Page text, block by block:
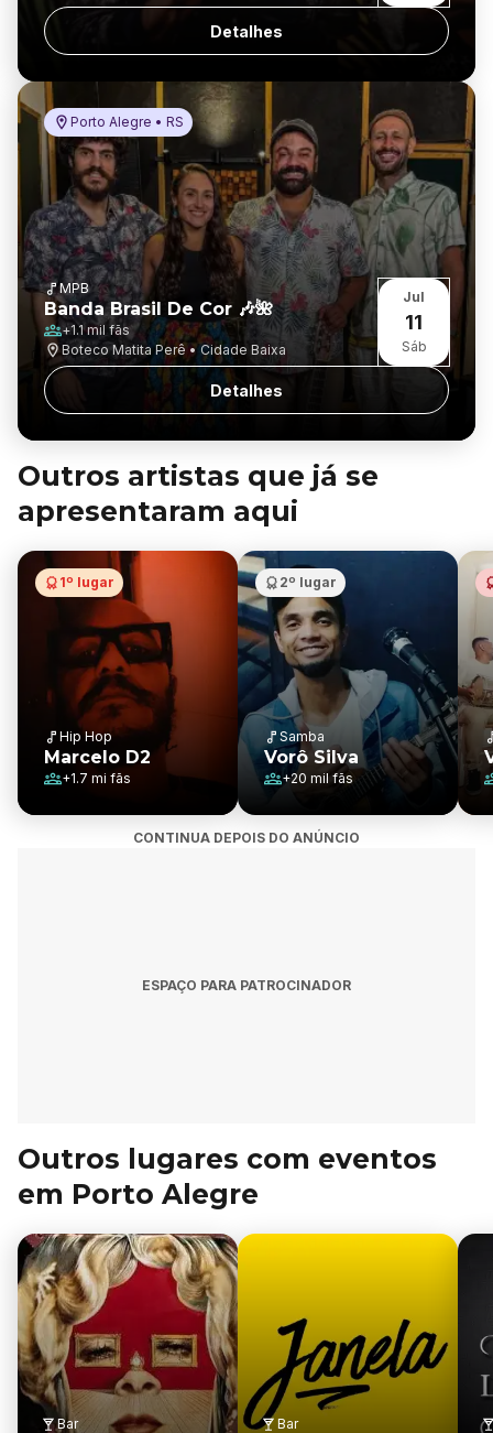
Detalhes
Porto Alegre • RS
MPB
Banda Brasil De Cor 🎶🌺
+1.1 mil fãs
Boteco Matita Perê • Cidade Baixa
Jul
11
Sáb
Detalhes
Outros artistas que já se
apresentaram aqui
1º lugar
Hip Hop
Marcelo D2
+1.7 mi fãs
2º lugar
Samba
Vorô Silva
+20 mil fãs
CONTINUA DEPOIS DO ANÚNCIO
ESPAÇO PARA PATROCINADOR
Outros lugares com eventos
em Porto Alegre
Bar Bar